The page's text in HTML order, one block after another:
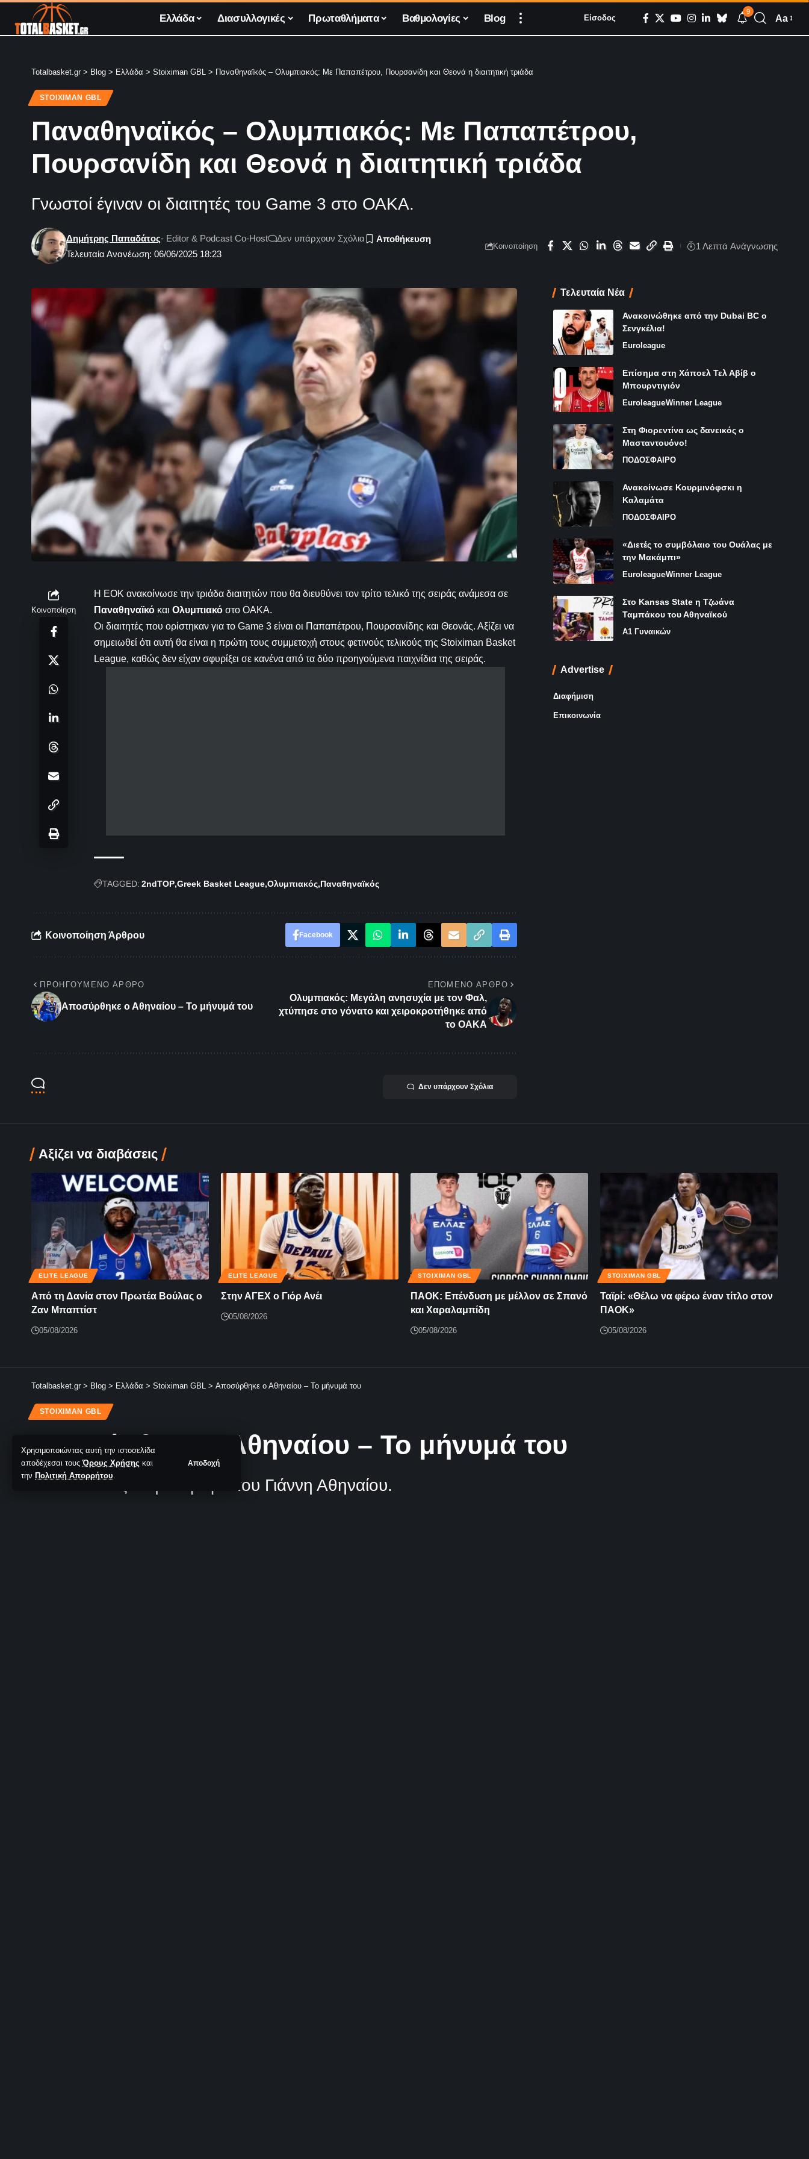
Χρησιμοποιώντας αυτή την ιστοσελίδα
αποδέχεσαι τουςΌρους Χρήσης και
την Πολιτική Απορρήτου.
Αποδοχή
Ελλάδα Διασυλλογικές Πρωταθλήματα Βαθμολογίες Blog Είσοδος
9
Aa
Totalbasket.gr > Blog > Ελλάδα > Stoiximan GBL > Παναθηναϊκός – Ολυμπιακός: Με Παπαπέτρου, Πουρσανίδη και Θεονά η διαιτητική τριάδα
STOIXIMAN GBL
Παναθηναϊκός – Ολυμπιακός: Με Παπαπέτρου,
Πουρσανίδη και Θεονά η διαιτητική τριάδα
Γνωστοί έγιναν οι διαιτητές του Game 3 στο ΟΑΚΑ.
Τελευταία Ανανέωση: 06/06/2025 18:23
Δημήτρης Παπαδάτος- Editor & Podcast Co-Host Δεν υπάρχουν Σχόλια
Κοινοποίηση 1 Λεπτά Aνάγνωσης
Κοινοποίηση
Η ΕΟΚ ανακοίνωσε την τριάδα διαιτητών που θα διευθύνει τον τρίτο τελικό της σειράς ανάμεσα σε
Παναθηναϊκό και Ολυμπιακό στο ΟΑΚΑ.
Οι διαιτητές που ορίστηκαν για το Game 3 είναι οι Παπαπέτρου, Πουρσανίδης και Θεονάς. Αξίζει να
σημειωθεί ότι αυτή θα είναι η πρώτη τους συμμετοχή στους φετινούς τελικούς της Stoiximan Basket
League, καθώς δεν είχαν σφυρίξει σε κανένα από τα δύο προηγούμενα παιχνίδια της σειράς.
TAGGED: 2ndTOP Greek Basket League Ολυμπιακός Παναθηναϊκός
Κοινοποίηση Άρθρου Facebook
ΠΡΟΗΓΟΎΜΕΝΟ ΆΡΘΡΟ
Αποσύρθηκε ο Αθηναίου – Το μήνυμά του
ΕΠΌΜΕΝΟ ΆΡΘΡΟ
Ολυμπιακός: Μεγάλη ανησυχία με τον Φαλ,
χτύπησε στο γόνατο και χειροκροτήθηκε από
το ΟΑΚΑ
Δεν υπάρχουν Σχόλια
Τελευταία Νέα
Ανακοινώθηκε από την Dubai BC ο
Σενγκέλια!
Euroleague
Επίσημα στη Χάποελ Τελ Αβίβ ο
Μπουρντιγιόν
EuroleagueWinner League
Στη Φιορεντίνα ως δανεικός ο
Μασταντουόνο!
ΠΟΔΟΣΦΑΙΡΟ
Ανακοίνωσε Κουρμινόφσκι η
Καλαμάτα
ΠΟΔΟΣΦΑΙΡΟ
«Διετές το συμβόλαιο του Ουάλας με
την Μακάμπι»
EuroleagueWinner League
Στο Kansas State η Τζωάνα
Ταμπάκου του Αθηναϊκού
Α1 Γυναικών
Advertise
Διαφήμιση
Επικοινωνία
Αξίζει να διαβάσεις
ELITE LEAGUE
Από τη Δανία στον Πρωτέα Βούλας ο
Ζαν Μπαπτίστ
05/08/2026
ELITE LEAGUE
Στην ΑΓΕΧ ο Γιόρ Ανέι
05/08/2026
STOIXIMAN GBL
ΠΑΟΚ: Επένδυση με μέλλον σε Σπανό
και Χαραλαμπίδη
05/08/2026
STOIXIMAN GBL
Ταϊρί: «Θέλω να φέρω έναν τίτλο στον
ΠΑΟΚ»
05/08/2026
Totalbasket.gr > Blog > Ελλάδα > Stoiximan GBL > Αποσύρθηκε ο Αθηναίου – Το μήνυμά του
STOIXIMAN GBL
Αποσύρθηκε ο Αθηναίου – Το μήνυμά του
Τίτλοι τέλους στην καριέρα του Γιάννη Αθηναίου.